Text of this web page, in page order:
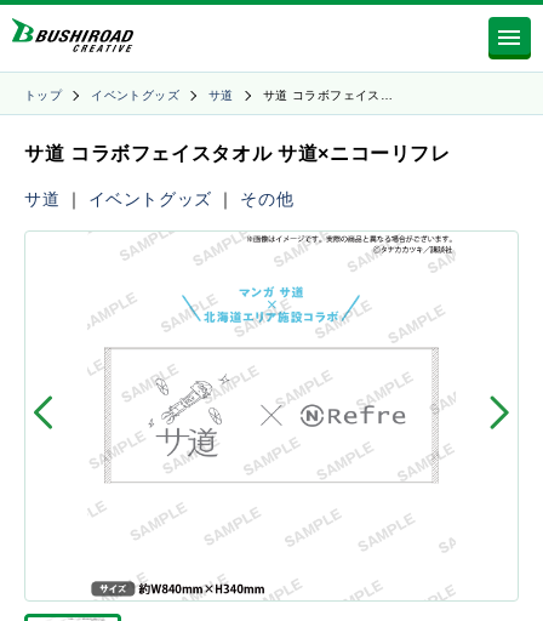
トップ イベントグッズ サ道 サ道 コラボフェイス…
サ道 コラボフェイスタオル サ道×ニコーリフレ
サ道 ｜ イベントグッズ ｜ その他